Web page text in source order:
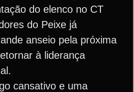
do elenco no CT
do Peixe já
anseio pela próxima
à liderança
cansativo e uma